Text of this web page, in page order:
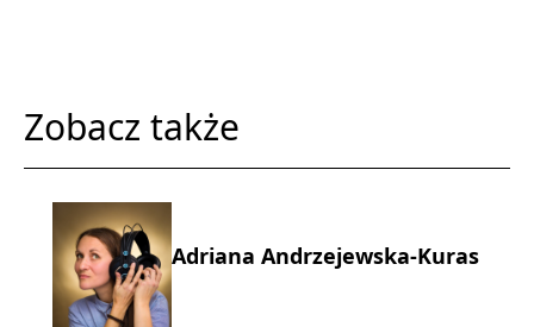
Zobacz także
Adriana Andrzejewska-Kuras